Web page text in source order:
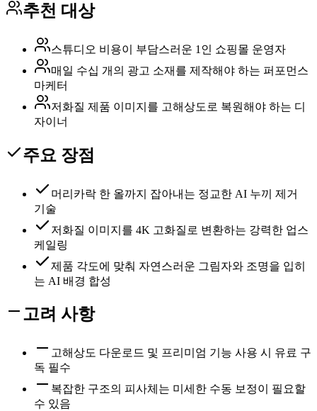
추천 대상
스튜디오 비용이 부담스러운 1인 쇼핑몰 운영자
매일 수십 개의 광고 소재를 제작해야 하는 퍼포먼스
마케터
저화질 제품 이미지를 고해상도로 복원해야 하는 디
자이너
주요 장점
머리카락 한 올까지 잡아내는 정교한 AI 누끼 제거
기술
저화질 이미지를 4K 고화질로 변환하는 강력한 업스
케일링
제품 각도에 맞춰 자연스러운 그림자와 조명을 입히
는 AI 배경 합성
고려 사항
고해상도 다운로드 및 프리미엄 기능 사용 시 유료 구
독 필수
복잡한 구조의 피사체는 미세한 수동 보정이 필요할
수 있음